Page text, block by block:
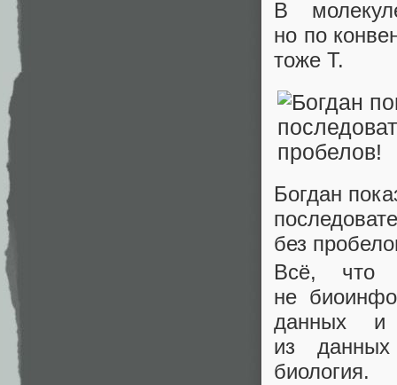
В
но по
тоже T.
Богдан
без
Всё, что
не
данных и
из
биология.